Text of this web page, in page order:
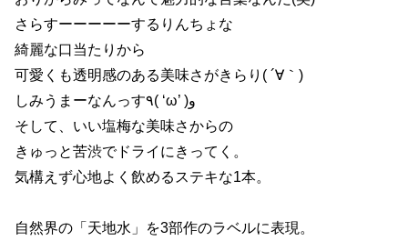
さらすーーーーーするりんちょな
綺麗な口当たりから
可愛くも透明感のある美味さがきらり( ´∀｀)
しみうまーなんっす٩( ‘ω’ )و
そして、いい塩梅な美味さからの
きゅっと苦渋でドライにきってく。
気構えず心地よく飲めるステキな1本。
自然界の「天地水」を3部作のラベルに表現。